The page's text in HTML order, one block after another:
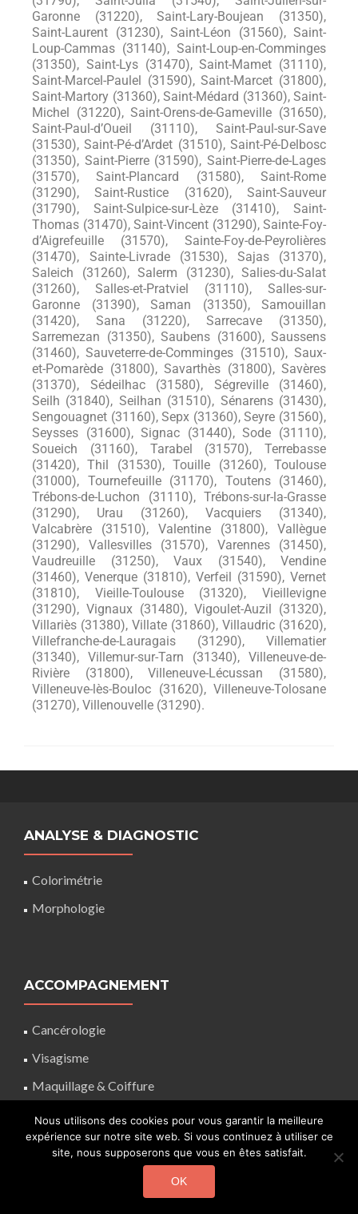
ANALYSE & DIAGNOSTIC
Colorimétrie
Morphologie
ACCOMPAGNEMENT
Cancérologie
Visagisme
Maquillage& Coiffure
Choix lunettes
Personal shopping
Nous utilisons des cookies pour vous garantir la meilleure
expérience sur notre site web. Si vous continuez à utiliser ce
site, nous supposerons que vous en êtes satisfait.
OK